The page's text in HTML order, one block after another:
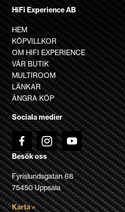
HiFi Experience AB
HEM
KÖPVILLKOR
OM HIFI EXPERIENCE
VÅR BUTIK
MULTIROOM
LÄNKAR
ÅNGRA KÖP
Sociala medier
Besök oss
Fyrislundsgatan 68
75450 Uppsala
Karta »